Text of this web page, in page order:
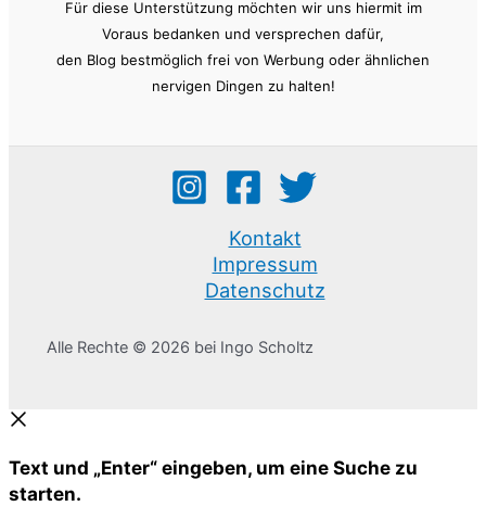
Für diese Unterstützung möchten wir uns hiermit im
Voraus bedanken und versprechen dafür,
den Blog bestmöglich frei von Werbung oder ähnlichen
nervigen Dingen zu halten!
Kontakt
Impressum
Datenschutz
Alle Rechte © 2026 bei Ingo Scholtz
Text und „Enter“ eingeben, um eine Suche zu
starten.